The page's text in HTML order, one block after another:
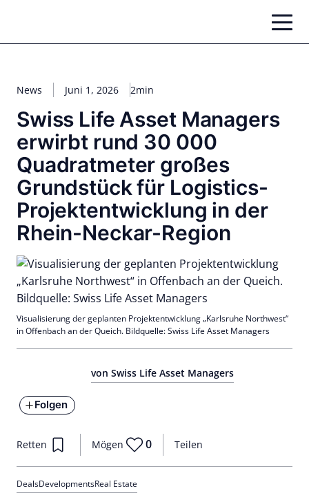
springen
News Juni 1, 2026 2min
Swiss Life Asset Managers
erwirbt rund 30 000
Quadratmeter großes
Grundstück für Logistics-
Projektentwicklung in der
Rhein-Neckar-Region
von Swiss Life Asset Managers
Folgen
Teilen
Retten Mögen 0
DealsDevelopmentsReal Estate
Visualisierung der geplanten Projektentwicklung „Karlsruhe Northwest“
in Offenbach an der Queich. Bildquelle: Swiss Life Asset Managers